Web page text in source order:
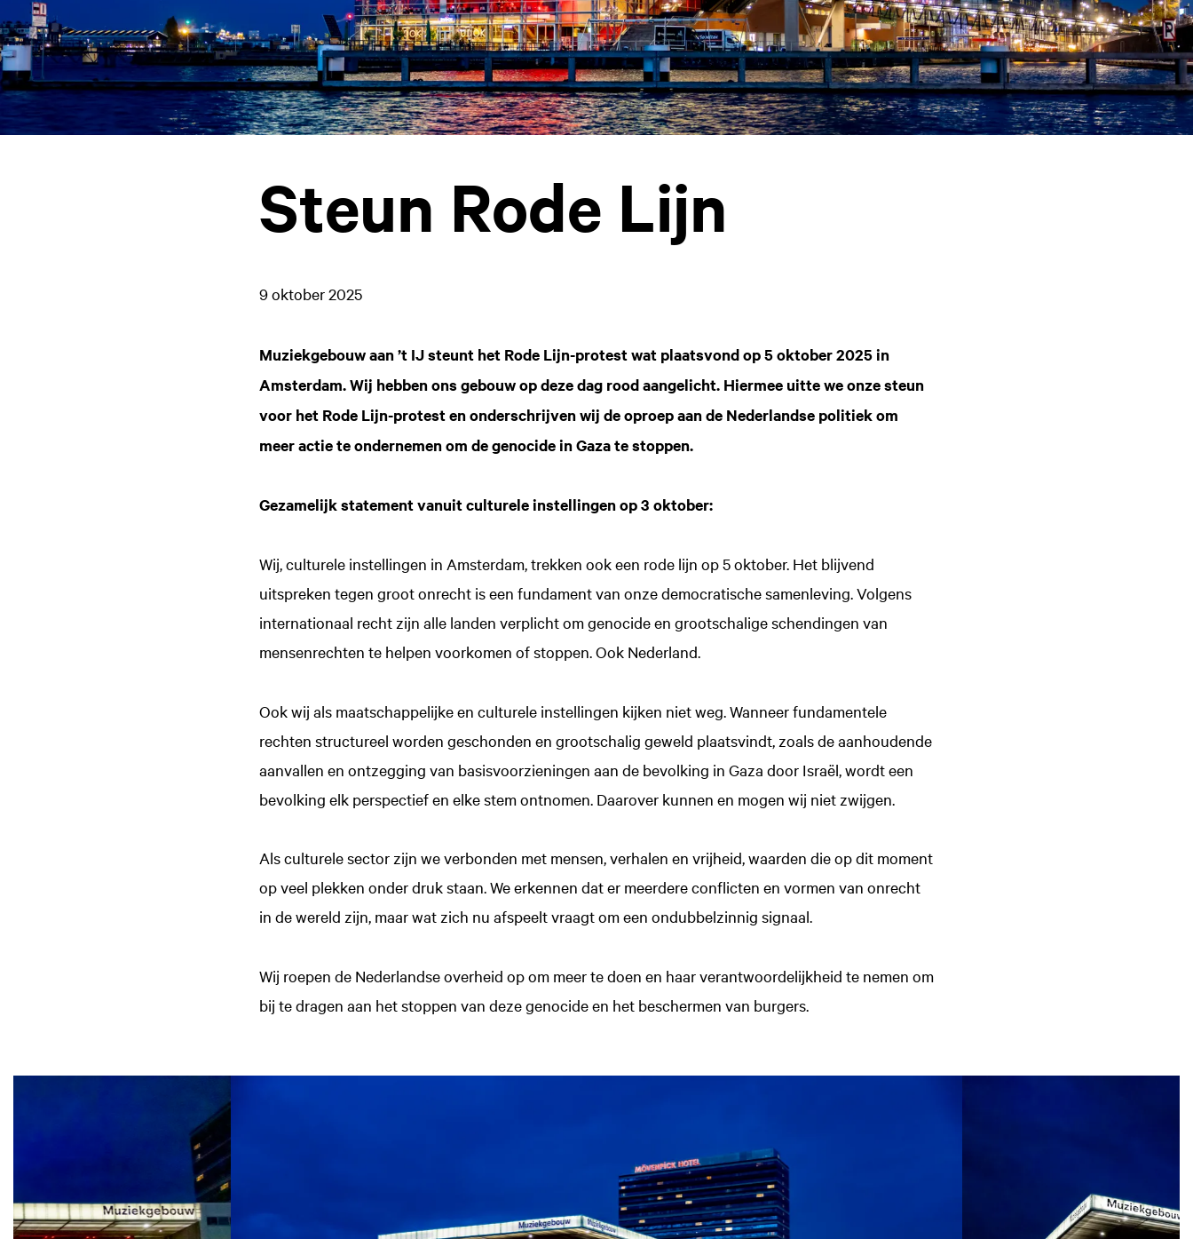
Steun Rode Lijn
9 oktober 2025
Muziekgebouw aan ’t IJ steunt het Rode Lijn-protest wat plaatsvond op 5 oktober 2025 in
Amsterdam. Wij hebben ons gebouw op deze dag rood aangelicht. Hiermee uitte we onze steun
voor het Rode Lijn-protest en onderschrijven wij de oproep aan de Nederlandse politiek om
meer actie te ondernemen om de genocide in Gaza te stoppen.
Gezamelijk statement vanuit culturele instellingen op 3 oktober:
Wij, culturele instellingen in Amsterdam, trekken ook een rode lijn op 5 oktober. Het blijvend
uitspreken tegen groot onrecht is een fundament van onze democratische samenleving. Volgens
internationaal recht zijn alle landen verplicht om genocide en grootschalige schendingen van
mensenrechten te helpen voorkomen of stoppen. Ook Nederland.
Ook wij als maatschappelijke en culturele instellingen kijken niet weg. Wanneer fundamentele
rechten structureel worden geschonden en grootschalig geweld plaatsvindt, zoals de aanhoudende
aanvallen en ontzegging van basisvoorzieningen aan de bevolking in Gaza door Israël, wordt een
bevolking elk perspectief en elke stem ontnomen. Daarover kunnen en mogen wij niet zwijgen.
Als culturele sector zijn we verbonden met mensen, verhalen en vrijheid, waarden die op dit moment
op veel plekken onder druk staan. We erkennen dat er meerdere conflicten en vormen van onrecht
in de wereld zijn, maar wat zich nu afspeelt vraagt om een ondubbelzinnig signaal.
Wij roepen de Nederlandse overheid op om meer te doen en haar verantwoordelijkheid te nemen om
bij te dragen aan het stoppen van deze genocide en het beschermen van burgers.